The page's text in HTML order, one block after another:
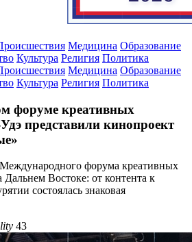
Медицина Образование
Культура Религия Политика
Медицина Образование
Культура Религия Политика
форуме креативных
представили кинопроект
форума креативных
Востоке: от контента к
состоялась знаковая
43